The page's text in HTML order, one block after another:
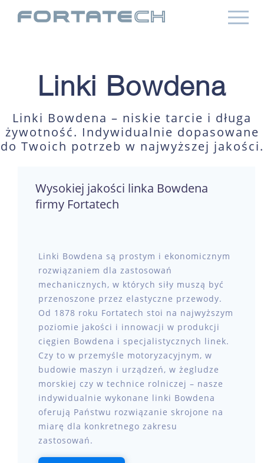
Linki Bowdena
Linki Bowdena – niskie tarcie i długa
żywotność. Indywidualnie dopasowane
do Twoich potrzeb w najwyższej jakości.
Wysokiej jakości linka Bowdena
firmy Fortatech
Linki Bowdena są prostym i ekonomicznym
rozwiązaniem dla zastosowań
mechanicznych, w których siły muszą być
przenoszone przez elastyczne przewody.
Od 1878 roku Fortatech stoi na najwyższym
poziomie jakości i innowacji w produkcji
cięgien Bowdena i specjalistycznych linek.
Czy to w przemyśle motoryzacyjnym, w
budowie maszyn i urządzeń, w żegludze
morskiej czy w technice rolniczej – nasze
indywidualnie wykonane linki Bowdena
oferują Państwu rozwiązanie skrojone na
miarę dla konkretnego zakresu
zastosowań.